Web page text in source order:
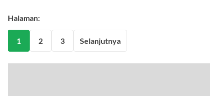
Halaman:
1 2 3 Selanjutnya